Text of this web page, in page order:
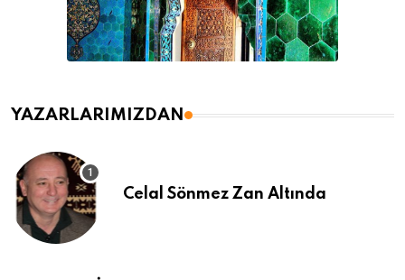
YAZARLARIMIZDAN
Celal Sönmez Zan Altında